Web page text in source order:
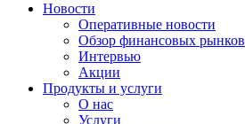
Новости
Оперативные новости
Обзор финансовых рынков
Интервью
Акции
Продукты и услуги
О нас
Услуги